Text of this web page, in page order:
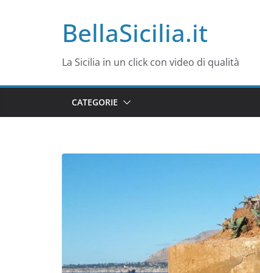
BellaSicilia.it
La Sicilia in un click con video di qualità
CATEGORIE